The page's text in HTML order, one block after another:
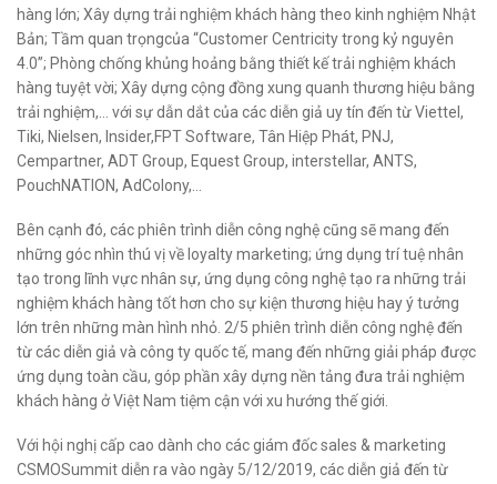
hàng lớn; Xây dựng trải nghiệm khách hàng theo kinh nghiệm Nhật
Bản; Tầm quan trọngcủa “Customer Centricity trong kỷ nguyên
4.0”; Phòng chống khủng hoảng bằng thiết kế trải nghiệm khách
hàng tuyệt vời; Xây dựng cộng đồng xung quanh thương hiệu bằng
trải nghiệm,… với sự dẫn dắt của các diễn giả uy tín đến từ Viettel,
Tiki, Nielsen, Insider,FPT Software, Tân Hiệp Phát, PNJ,
Cempartner, ADT Group, Equest Group, interstellar, ANTS,
PouchNATION, AdColony,…
Bên cạnh đó, các phiên trình diễn công nghệ cũng sẽ mang đến
những góc nhìn thú vị về loyalty marketing; ứng dụng trí tuệ nhân
tạo trong lĩnh vực nhân sự, ứng dụng công nghệ tạo ra những trải
nghiệm khách hàng tốt hơn cho sự kiện thương hiệu hay ý tưởng
lớn trên những màn hình nhỏ. 2/5 phiên trình diễn công nghệ đến
từ các diễn giả và công ty quốc tế, mang đến những giải pháp được
ứng dụng toàn cầu, góp phần xây dựng nền tảng đưa trải nghiệm
khách hàng ở Việt Nam tiệm cận với xu hướng thế giới.
Với hội nghị cấp cao dành cho các giám đốc sales & marketing
CSMOSummit diễn ra vào ngày 5/12/2019, các diễn giả đến từ